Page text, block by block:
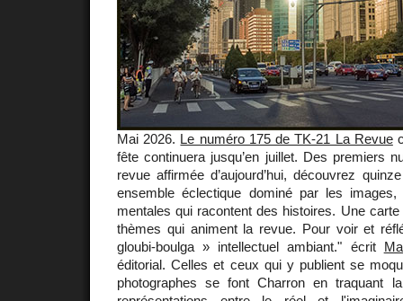
Mai 2026. Le numéro 175 de TK-21 La Revue
fête continuera jusqu’en juillet. Des premiers
revue affirmée d’aujourd’hui, découvrez
ensemble éclectique dominé par les
mentales qui racontent des histoires. Une
thèmes qui animent la revue. Pour voir et
gloubi-boulga » intellectuel ambiant." écrit
éditorial. Celles et ceux qui y publient se
photographes se font Charron en traquant